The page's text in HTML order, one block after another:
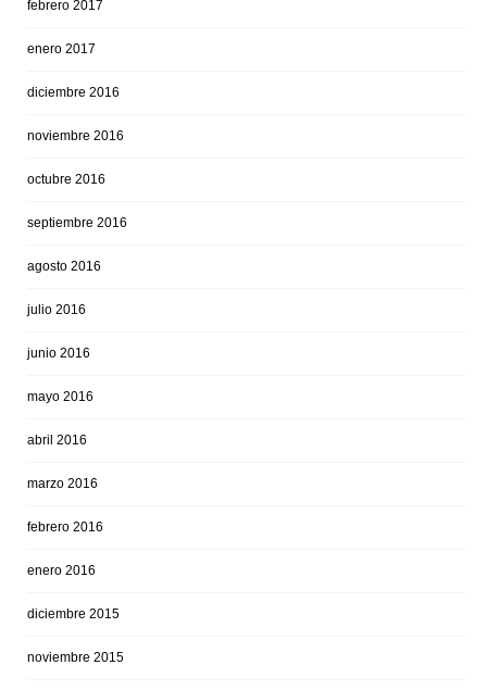
febrero 2017
enero 2017
diciembre 2016
noviembre 2016
octubre 2016
septiembre 2016
agosto 2016
julio 2016
junio 2016
mayo 2016
abril 2016
marzo 2016
febrero 2016
enero 2016
diciembre 2015
noviembre 2015